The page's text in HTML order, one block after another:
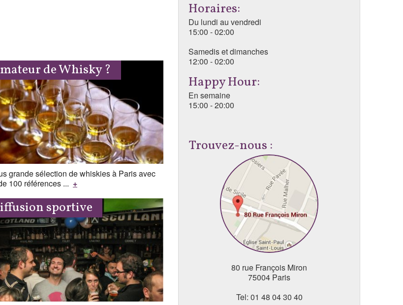
de Whisky ?
grande sélection de whiskies à Paris avec
100 références ... +
sportive
Horaires:
Du lundi au vendredi
15:00 - 02:00
Samedis et dimanches
12:00 - 02:00
Happy Hour:
En semaine
15:00 - 20:00
Trouvez-nous :
80 rue François Miron
75004 Paris
Tel: 01 48 04 30 40